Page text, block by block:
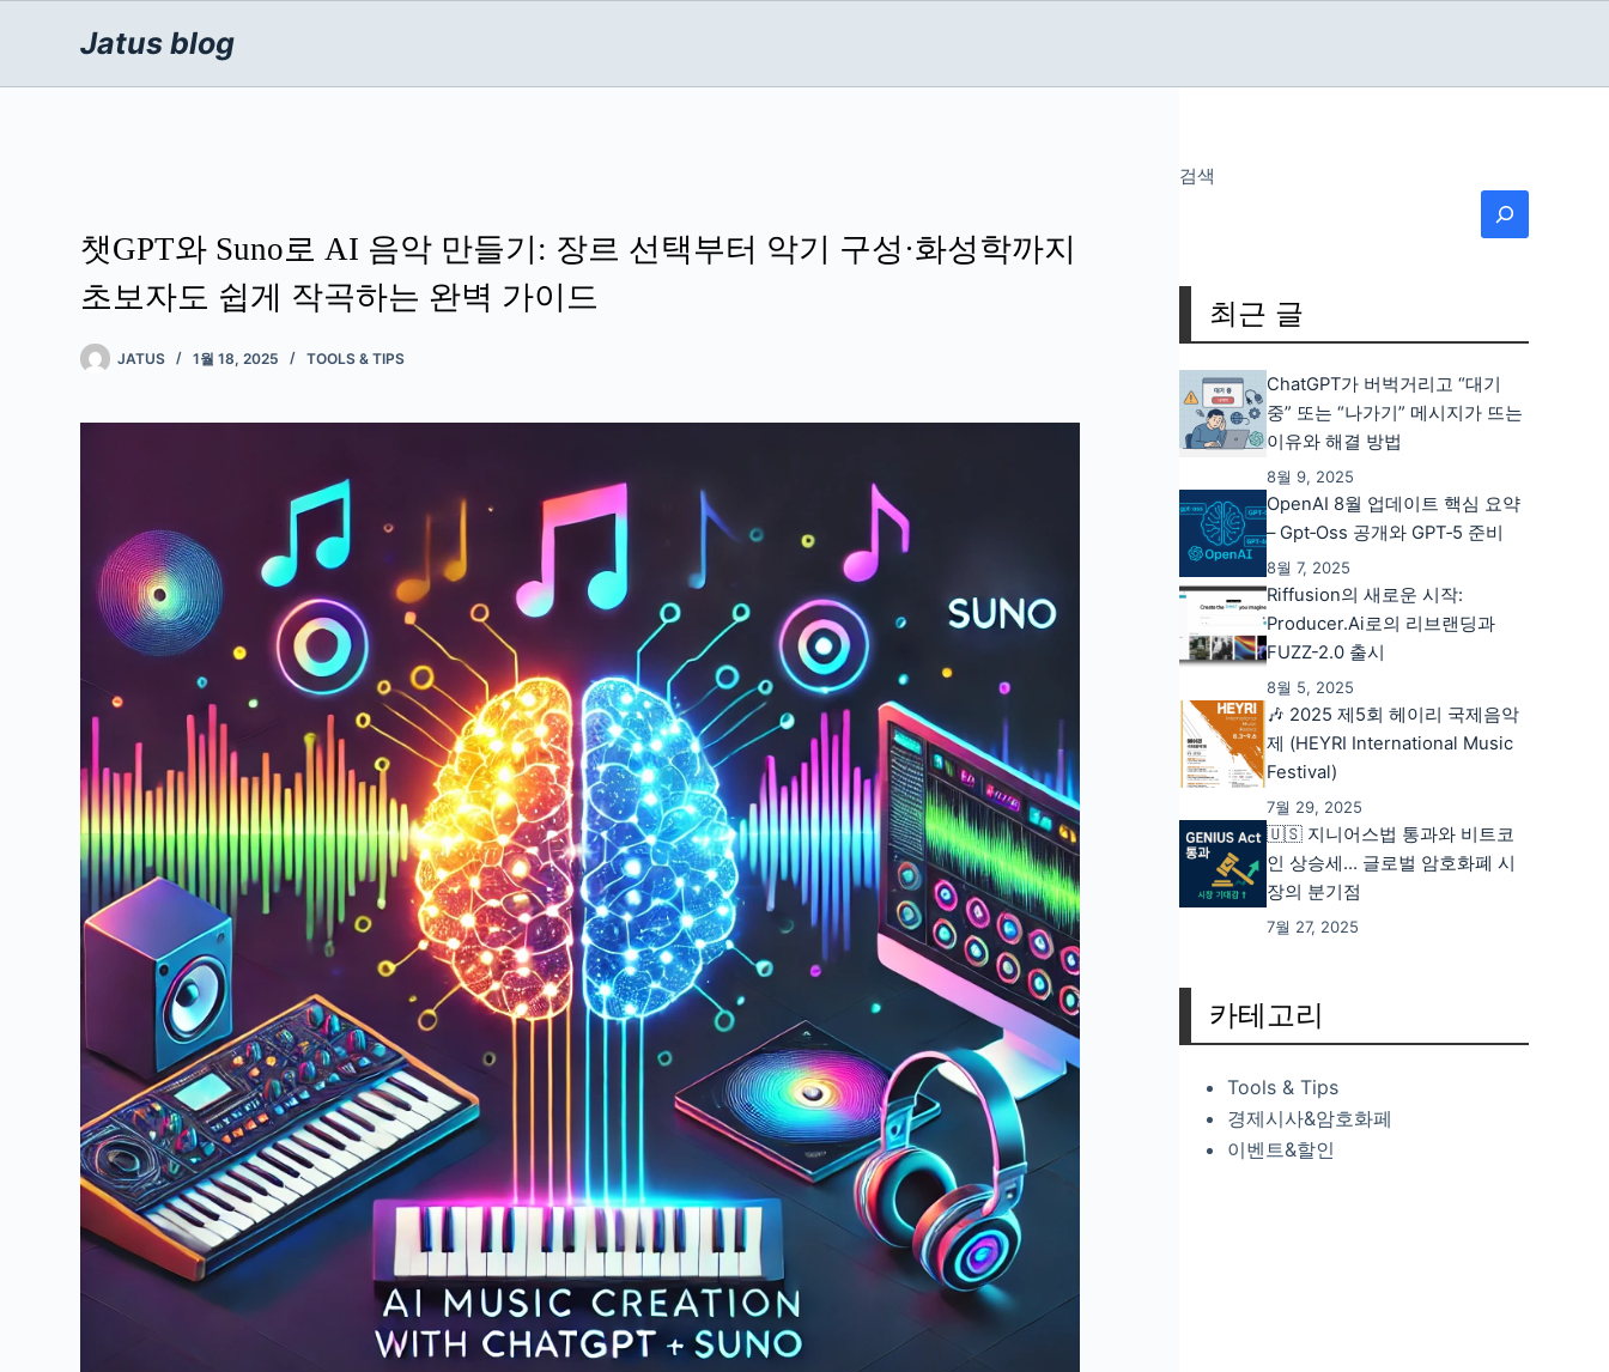
로
Jatus blog
챗GPT와 Suno로 AI 음악 만들기: 장르 선택부터 악기 구성·화성학까지
초보자도 쉽게 작곡하는 완벽 가이드
JATUS 1월 18, 2025 TOOLS & TIPS
검색
최근 글
ChatGPT가 버벅거리고 “대기
중” 또는 “나가기” 메시지가 뜨는
이유와 해결 방법
8월 9, 2025
OpenAI 8월 업데이트 핵심 요약
– Gpt‑oss 공개와 GPT‑5 준비
8월 7, 2025
Riffusion의 새로운 시작:
Producer.ai로의 리브랜딩과
FUZZ-2.0 출시
8월 5, 2025
🎶 2025 제5회 헤이리 국제음악
제 (HEYRI International Music
Festival)
7월 29, 2025
🇺🇸 지니어스법 통과와 비트코
인 상승세… 글로벌 암호화폐 시
장의 분기점
7월 27, 2025
카테고리
Tools & Tips
경제시사&암호화페
이벤트&할인